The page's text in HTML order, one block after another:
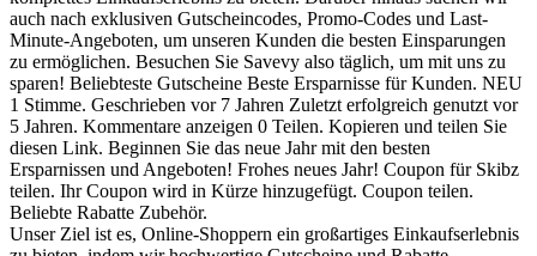
auch nach exklusiven Gutscheincodes, Promo-Codes und Last-
Minute-Angeboten, um unseren Kunden die besten Einsparungen
zu ermöglichen. Besuchen Sie Savevy also täglich, um mit uns zu
sparen! Beliebteste Gutscheine Beste Ersparnisse für Kunden. NEU
1 Stimme. Geschrieben vor 7 Jahren Zuletzt erfolgreich genutzt vor
5 Jahren. Kommentare anzeigen 0 Teilen. Kopieren und teilen Sie
diesen Link. Beginnen Sie das neue Jahr mit den besten
Ersparnissen und Angeboten! Frohes neues Jahr! Coupon für Skibz
teilen. Ihr Coupon wird in Kürze hinzugefügt. Coupon teilen.
Beliebte Rabatte Zubehör.
Unser Ziel ist es, Online-Shoppern ein großartiges Einkaufserlebnis